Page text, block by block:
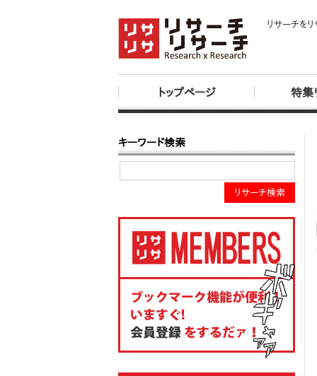
リサーチを
トップページ 特集
キーワード検索
リサーチ検索